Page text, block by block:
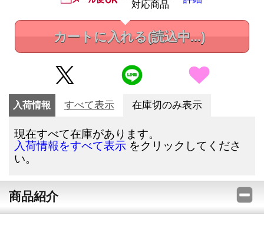
対応商品
カートに入れる(読込中...)
入荷情報 すべて表示 在庫切のみ表示
現在すべて在庫があります。
入荷情報をすべて表示 をクリックしてくださ
い。
商品紹介